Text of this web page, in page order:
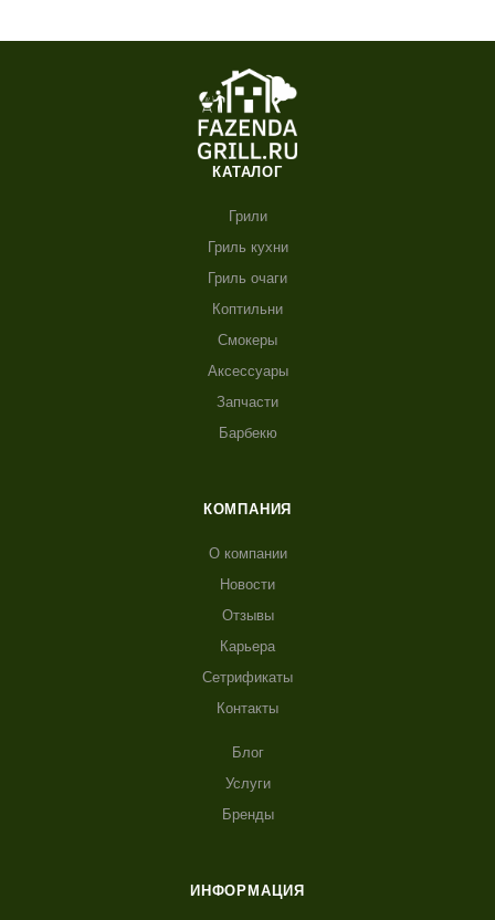
КАТАЛОГ
Грили
Гриль кухни
Гриль очаги
Коптильни
Смокеры
Аксессуары
Запчасти
Барбекю
КОМПАНИЯ
О компании
Новости
Отзывы
Карьера
Сетрификаты
Контакты
Блог
Услуги
Бренды
ИНФОРМАЦИЯ